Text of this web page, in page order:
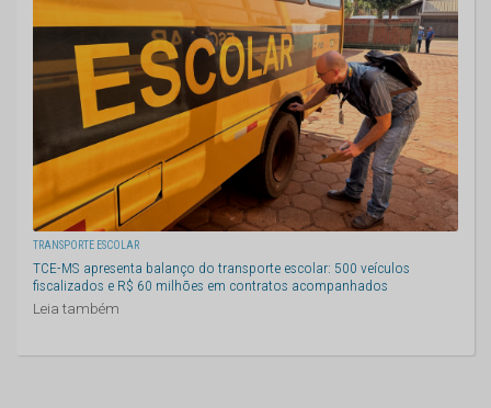
TRANSPORTE ESCOLAR
TCE-MS apresenta balanço do transporte escolar: 500 veículos
fiscalizados e R$ 60 milhões em contratos acompanhados
Leia também